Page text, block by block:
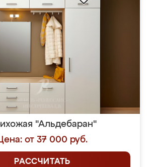
"Альдебаран"
от 37 000 руб.
РАССЧИТАТЬ